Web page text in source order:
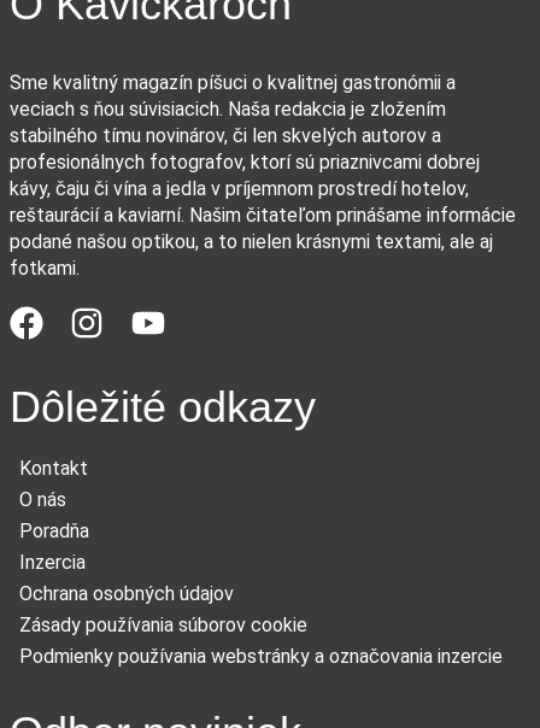
Sme kvalitný magazín píšuci o kvalitnej gastronómii a
veciach s ňou súvisiacich. Naša redakcia je zložením
stabilného tímu novinárov, či len skvelých autorov a
profesionálnych fotografov, ktorí sú priaznivcami dobrej
kávy, čaju či vína a jedla v príjemnom prostredí hotelov,
reštaurácií a kaviarní. Našim čitateľom prinášame informácie
podané našou optikou, a to nielen krásnymi textami, ale aj
fotkami.
Dôležité odkazy
Kontakt
O nás
Poradňa
Inzercia
Ochrana osobných údajov
Zásady používania súborov cookie
Podmienky používania webstránky a označovania inzercie